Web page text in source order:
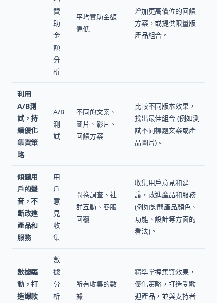
贊
助
金
額
分
析
平均贊助金額
偏低
增加更高價位的回饋
方案，或提供限量版
產品組合。
利用
A/B測
試，持
續優化
集資策
略
A/B
測
試
不同的文案、
圖片、影片、
回饋方案
比較不同版本效果，
找出最佳組合 (例如測
試不同標題文案或產
品圖片)。
傾聽用
戶的聲
音，不
斷改進
產品和
服務
用
戶
意
見
收
集
問卷調查、社
群互動、客服
回覆
收集用戶意見和建
議，改進產品和服務
(例如詢問產品顏色、
功能、設計等方面的
看法)。
數據驅
動，打
造爆款
數
據
分
析
所有收集的數
據
精準掌握集資效果，
優化策略，打造受歡
迎產品，並與支持者